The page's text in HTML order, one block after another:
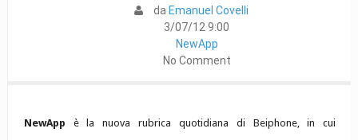
da Emanuel Covelli
3/07/12 9:00
NewApp
No Comment
NewApp
è la nuova rubrica quotidiana di Beiphone, in cui